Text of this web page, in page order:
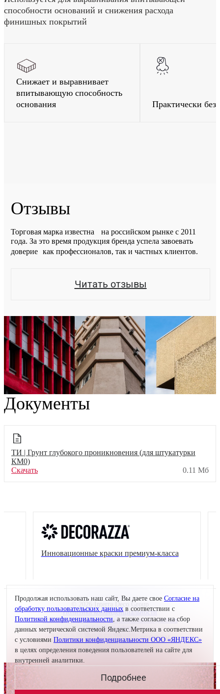
способности оснований и снижения расхода
финишных покрытий
Снижает и выравнивает
впитывающую способность
основания
Практически без
Отзывы
Торговая марка известна на российском рынке с 2011
года. За это время продукция бренда успела завоевать
доверие как профессионалов, так и частных клиентов.
Читать отзывы
Документы
ТИ | Грунт глубокого проникновения (для штукатурки
КМ0)
0.11 Мб
Скачать
Инновационные краски премиум-класса
© 2026 Interra Deco Group
Политика конфиденциальности
Согласие на обработку персональных данных
Публичная оферта
Продолжая использовать наш сайт, Вы даете свое Согласие на
обработку пользовательских данных в соответствии с
Политикой конфиденциальности, а также согласие на сбор
данных метрической системой Яндекс.Метрика в соответствии
с условиями Политики конфиденциальности ООО «ЯНДЕКС»
в целях определения поведения пользователей на сайте для
внутренней аналитики.
Подробнее